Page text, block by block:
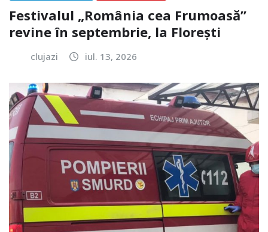
Festivalul „România cea Frumoasă”
revine în septembrie, la Florești
clujazi iul. 13, 2026